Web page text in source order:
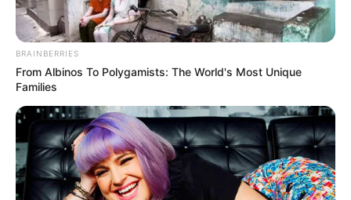
BRAINBERRIES
From Albinos To Polygamists: The World's Most Unique
Families